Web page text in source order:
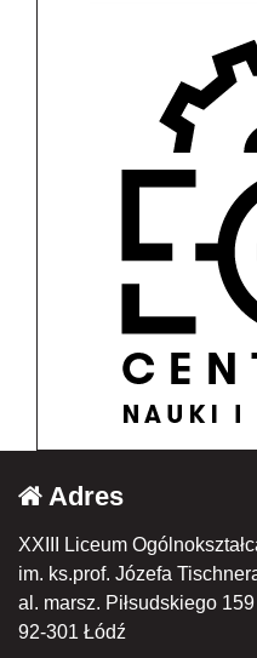
Adres
XXIII Liceum
im. ks.prof. Józefa
al. marsz. Piłsudskiego 159
92-301 Łódź